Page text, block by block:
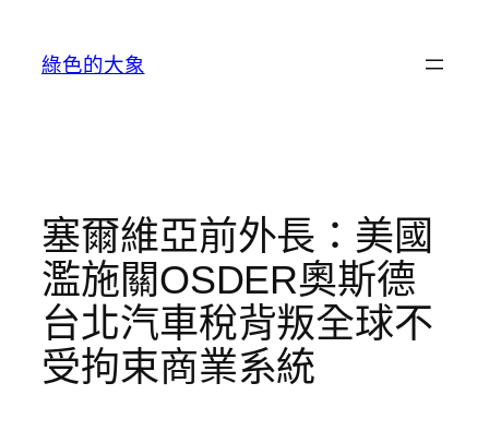
綠色的大象
塞爾維亞前外長：美國
濫施關OSDER奧斯德
台北汽車稅背叛全球不
受拘束商業系統